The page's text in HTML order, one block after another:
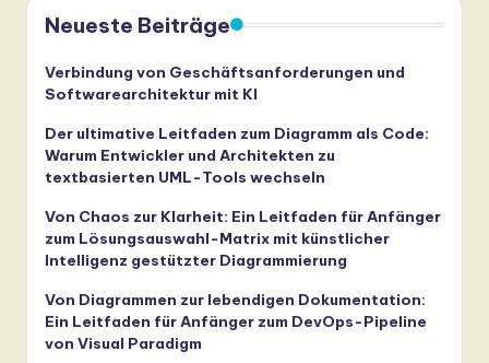
Neueste Beiträge
Verbindung von Geschäftsanforderungen und
Softwarearchitektur mit KI
Der ultimative Leitfaden zum Diagramm als Code:
Warum Entwickler und Architekten zu
textbasierten UML-Tools wechseln
Von Chaos zur Klarheit: Ein Leitfaden für Anfänger
zum Lösungsauswahl-Matrix mit künstlicher
Intelligenz gestützter Diagrammierung
Von Diagrammen zur lebendigen Dokumentation:
Ein Leitfaden für Anfänger zum DevOps-Pipeline
von Visual Paradigm